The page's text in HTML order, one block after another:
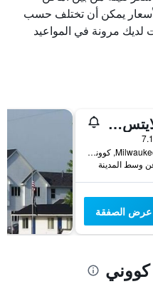
يمكن أن تختلف حسب
لديك مرونة في المواعيد
هاربور لايتس لودج
211 Milwaukee Street, كووني, WI, الولايات المتحدة الأميريكية
عرض الصفقة